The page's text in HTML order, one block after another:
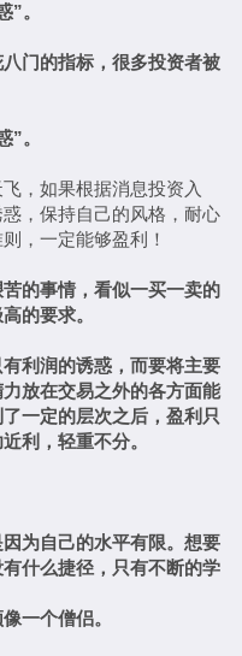
”。
门的指标，很多投资者被
”。
，如果根据消息投资入
，保持自己的风格，耐心
，一定能够盈利！
的事情，看似一买一卖的
的要求。
利润的诱惑，而要将主要
放在交易之外的各方面能
一定的层次之后，盈利只
利，轻重不分。
为自己的水平有限。想要
什么捷径，只有不断的学
一个僧侣。